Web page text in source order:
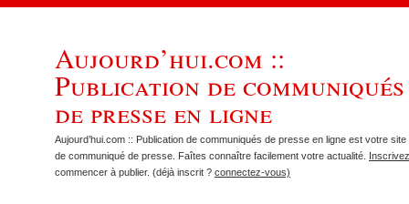
Aujourd’hui.com ::
Publication de communiqués
de presse en ligne
Aujourd’hui.com :: Publication de communiqués de presse en ligne est votre site
de communiqué de presse. Faîtes connaître facilement votre actualité.
commencer à publier. (déjà inscrit ? connectez-vous)